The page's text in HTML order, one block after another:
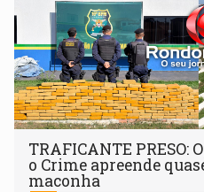
TRAFICANTE PRESO:
o Crime apreende
maconha